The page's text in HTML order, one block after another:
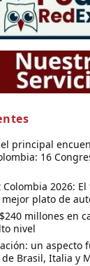
principal
16
Colombia 2026:
plato de
millones en
nivel
un aspecto
Brasil, Italia y